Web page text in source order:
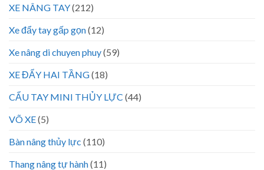
XE NÂNG TAY(212)
Xe đẩy tay gấp gọn(12)
Xe nâng di chuyen phuy(59)
XE ĐẨY HAI TẦNG(18)
CẨU TAY MINI THỦY LỰC (44)
VÕ XE(5)
Bàn nâng thủy lực (110)
Thang nâng tự hành(11)